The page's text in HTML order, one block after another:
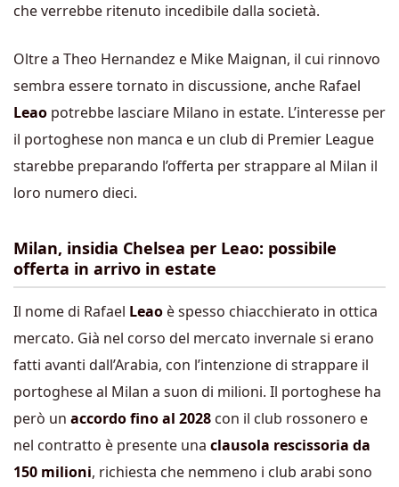
che verrebbe ritenuto incedibile dalla società.
Oltre a Theo Hernandez e Mike Maignan, il cui rinnovo
sembra essere tornato in discussione, anche Rafael
Leao potrebbe lasciare Milano in estate. L’interesse per
il portoghese non manca e un club di Premier League
starebbe preparando l’offerta per strappare al Milan il
loro numero dieci.
Milan, insidia Chelsea per Leao: possibile
offerta in arrivo in estate
Il nome di Rafael Leao è spesso chiacchierato in ottica
mercato. Già nel corso del mercato invernale si erano
fatti avanti dall’Arabia, con l’intenzione di strappare il
portoghese al Milan a suon di milioni. Il portoghese ha
però un accordo fino al 2028 con il club rossonero e
nel contratto è presente una clausola rescissoria da
150 milioni, richiesta che nemmeno i club arabi sono